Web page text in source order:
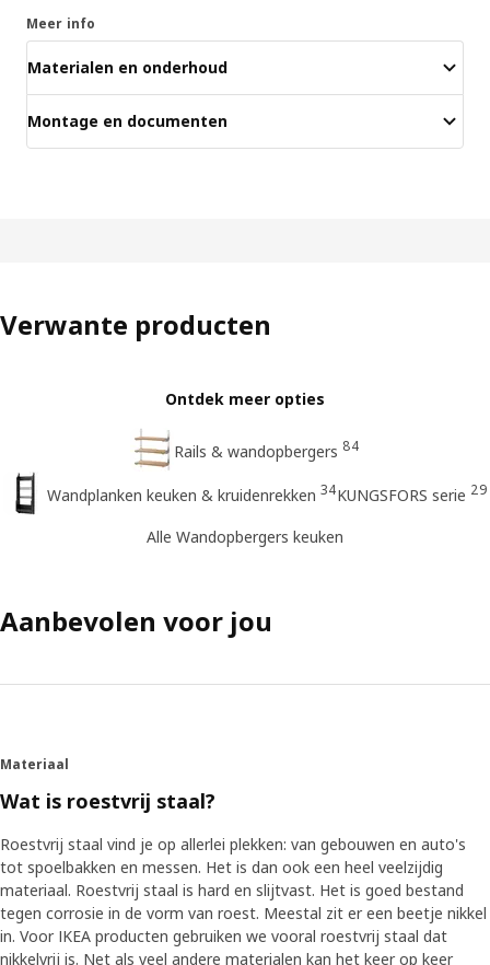
Meer info
Materialen en onderhoud
Montage en documenten
Verwante producten
Ontdek meer opties
Rails & wandopbergers 84
Wandplanken keuken & kruidenrekken 34KUNGSFORS serie 29
Alle Wandopbergers keuken
Aanbevolen voor jou
Materiaal
Wat is roestvrij staal?
Roestvrij staal vind je op allerlei plekken: van gebouwen en auto's
tot spoelbakken en messen. Het is dan ook een heel veelzijdig
materiaal. Roestvrij staal is hard en slijtvast. Het is goed bestand
tegen corrosie in de vorm van roest. Meestal zit er een beetje nikkel
in. Voor IKEA producten gebruiken we vooral roestvrij staal dat
nikkelvrij is. Net als veel andere materialen kan het keer op keer